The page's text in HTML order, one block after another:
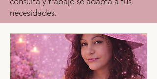
necesidades.